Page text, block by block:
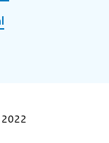
2022